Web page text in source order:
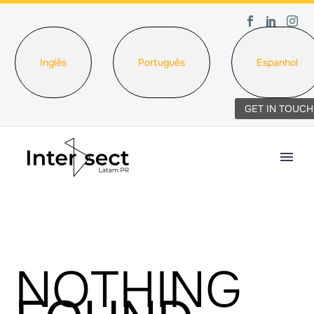
Inglês Português Espanhol
GET IN TOUCH
NOTHING